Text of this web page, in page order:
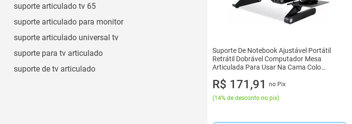
suporte articulado tv 65
suporte articulado para monitor
suporte articulado universal tv
suporte para tv articulado
suporte de tv articulado
Suporte De Notebook Ajustável Portátil
Retrátil Dobrável Computador Mesa
Articulada Para Usar Na Cama Colo
R$ 171,91
no Pix
(14% de desconto no pix)